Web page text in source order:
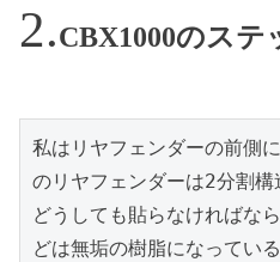
CBX1000のステ
私はリヤフェンダーの前側
のリヤフェンダーは2分割構
どうしても貼らなければな
どは無垢の樹脂になっている